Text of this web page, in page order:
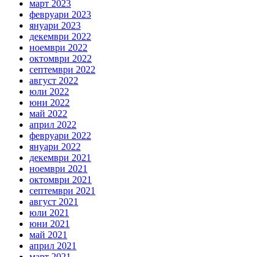
март 2023
февруари 2023
януари 2023
декември 2022
ноември 2022
октомври 2022
септември 2022
август 2022
юли 2022
юни 2022
май 2022
април 2022
февруари 2022
януари 2022
декември 2021
ноември 2021
октомври 2021
септември 2021
август 2021
юли 2021
юни 2021
май 2021
април 2021